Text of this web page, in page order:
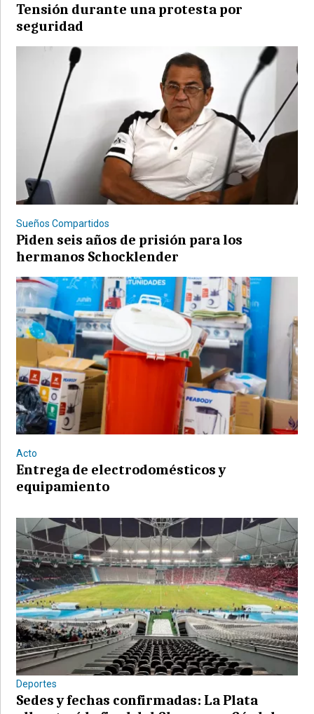
Tensión durante una protesta por
seguridad
Sueños Compartidos
Piden seis años de prisión para los
hermanos Schocklender
Acto
Entrega de electrodomésticos y
equipamiento
Deportes
Sedes y fechas confirmadas: La Plata